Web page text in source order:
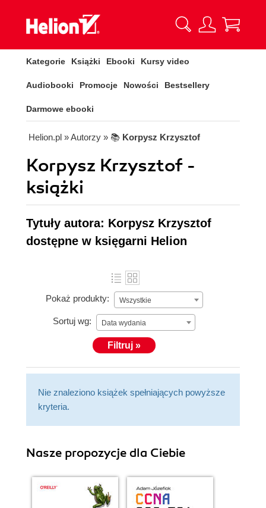
Kategorie Książki Ebooki Kursy video
Audiobooki Promocje Nowości Bestsellery
Darmowe ebooki
Helion.pl » Autorzy » 📚 Korpysz Krzysztof
Korpysz Krzysztof -
książki
Tytuły autora: Korpysz Krzysztof
dostępne w księgarni Helion
Pokaż produkty: Wszystkie
Sortuj wg: Data wydania
Filtruj »
Nie znaleziono książek spełniających powyższe
kryteria.
Nasze propozycje dla Ciebie